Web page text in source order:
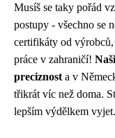
Musíš se taky pořád
postupy - všechno se
certifikáty od výrobců,
práce v zahraničí!
preciznost a v
třikrát víc než doma.
lepším výdělkem vyjet.